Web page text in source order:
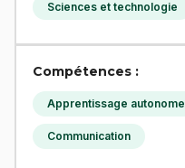
Sciences et technologie
Compétences :
Apprentissage autonome
Communication